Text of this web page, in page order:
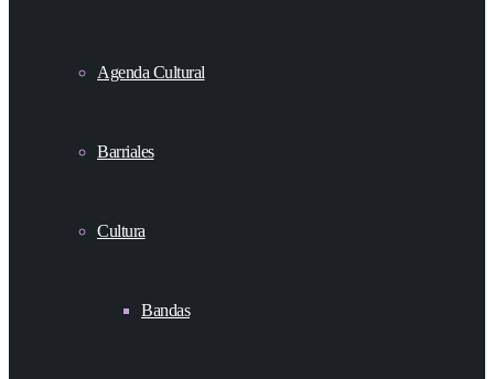
Agenda Cultural
Barriales
Cultura
Bandas